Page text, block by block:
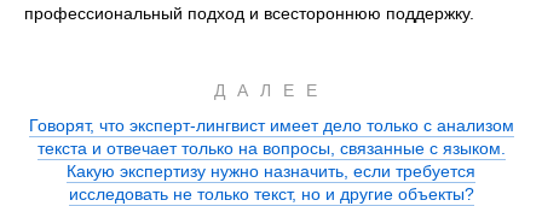
профессиональный подход и всестороннюю поддержку.
ДАЛЕЕ
Говорят, что эксперт-лингвист имеет дело только с анализом
текста и отвечает только на вопросы, связанные с языком.
Какую экспертизу нужно назначить, если требуется
исследовать не только текст, но и другие объекты?